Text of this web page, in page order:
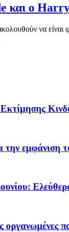
ο Harry
να είναι
την
οργανωμένες